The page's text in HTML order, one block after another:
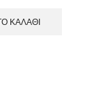
ΚΑΛΆΘΙ